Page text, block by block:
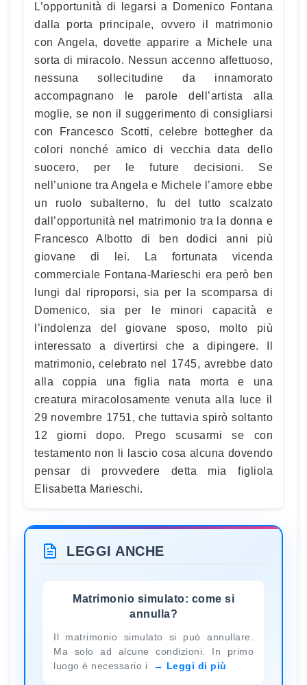
L’opportunità di legarsi a Domenico Fontana
dalla porta principale, ovvero il matrimonio
con Angela, dovette apparire a Michele una
sorta di miracolo. Nessun accenno affettuoso,
nessuna sollecitudine da innamorato
accompagnano le parole dell’artista alla
moglie, se non il suggerimento di consigliarsi
con Francesco Scotti, celebre bottegher da
colori nonché amico di vecchia data dello
suocero, per le future decisioni. Se
nell’unione tra Angela e Michele l’amore ebbe
un ruolo subalterno, fu del tutto scalzato
dall’opportunità nel matrimonio tra la donna e
Francesco Albotto di ben dodici anni più
giovane di lei. La fortunata vicenda
commerciale Fontana-Marieschi era però ben
lungi dal riproporsi, sia per la scomparsa di
Domenico, sia per le minori capacità e
l’indolenza del giovane sposo, molto più
interessato a divertirsi che a dipingere. Il
matrimonio, celebrato nel 1745, avrebbe dato
alla coppia una figlia nata morta e una
creatura miracolosamente venuta alla luce il
29 novembre 1751, che tuttavia spirò soltanto
12 giorni dopo. Prego scusarmi se con
testamento non li lascio cosa alcuna dovendo
pensar di provvedere detta mia figliola
Elisabetta Marieschi.
LEGGI ANCHE
Matrimonio simulato: come si
annulla?
Il matrimonio simulato si può annullare.
Ma solo ad alcune condizioni. In primo
luogo è necessario i
Leggi di più